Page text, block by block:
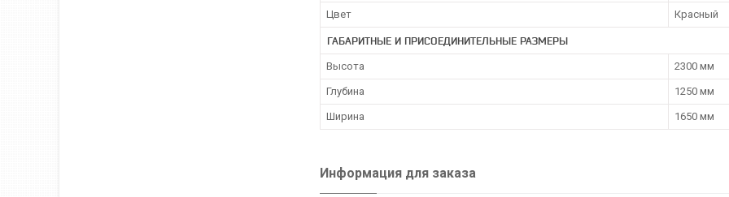
Цвет Красный
ГАБАРИТНЫЕ И ПРИСОЕДИНИТЕЛЬНЫЕ РАЗМЕРЫ
Высота 2300 мм
Глубина 1250 мм
Ширина 1650 мм
Информация для заказа